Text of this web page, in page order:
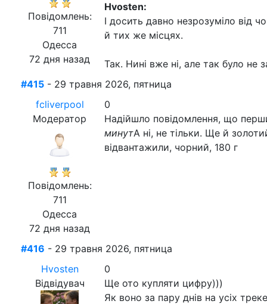
Повідомлень:
711
Одесса
72 дня назад
Hvosten:
І досить давно незрозуміло від
й тих же місцях.
Так. Нині вже ні, але так було не
#415 - 29 травня 2026, пятница
fcliverpool
Модератор
Повідомлень:
711
Одесса
72 дня назад
0
Надійшло повідомлення, що
минутА ні, не тільки. Ще й
відвантажили, чорний, 180 г
#416 - 29 травня 2026, пятница
Hvosten
Відвідувач
0
Ще ото купляти цифру)))
Як воно за пару днів на усіх